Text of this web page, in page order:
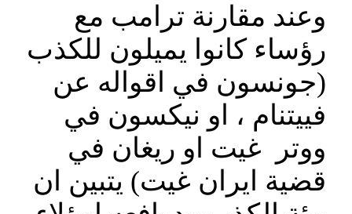
وعند مقارنة ترامب مع
رؤساء كانوا يميلون للكذب
(جونسون في اقواله عن
فييتنام ، او نيكسون في
ووتر غيت او ريغان في
قضية ايران غيت) يتبين ان